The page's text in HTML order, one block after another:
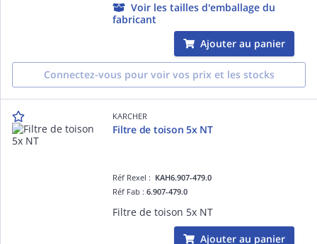
Voir les tailles d'emballage du
fabricant
Ajouter au panier
Connectez-vous pour voir vos prix et les stocks
KARCHER
Filtre de toison 5x NT
Réf Rexel : KAH6.907-479.0
Réf Fab :6.907-479.0
Filtre de toison 5x NT
Ajouter au panier